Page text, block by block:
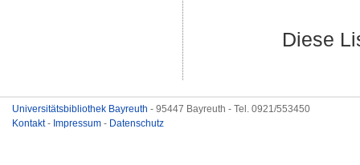
Diese
Universitätsbibliothek Bayreuth - 95447 Bayreuth - Tel. 0921/553450
Kontakt- Impressum - Datenschutz